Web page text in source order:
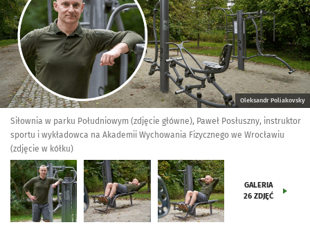
Oleksandr Poliakovsky
Siłownia w parku Południowym (zdjęcie główne), Paweł Posłuszny, instruktor
sportu i wykładowca na Akademii Wychowania Fizycznego we Wrocławiu
(zdjęcie w kółku)
GALERIA
26 ZDJĘĆ